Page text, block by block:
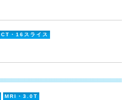
CT・16スライス
MRI・3.0T